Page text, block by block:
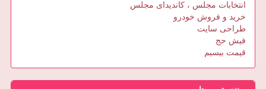
انتخابات مجلس ، کاندیدای مجلس
خرید و فروش خودرو
طراحی سایت
فیش حج
قیمت بیسیم